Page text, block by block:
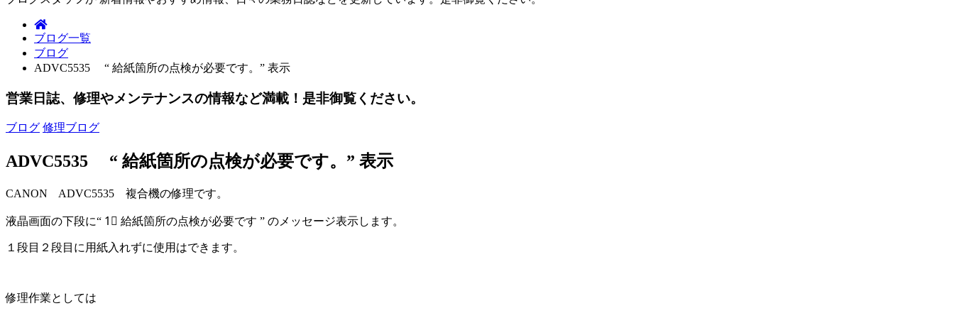
ブログ一覧
ブログ
ADVC5535 “ 給紙箇所の点検が必要です。” 表示
営業日誌、修理やメンテナンスの情報など満載！是非御覧ください。
ブログ 修理ブログ
ADVC5535 “ 給紙箇所の点検が必要です。” 表示
CANON ADVC5535 複合機の修理です。
液晶画面の下段に“ 1⃣ 給紙箇所の点検が必要です ” のメッセージ表示します。
１段目２段目に用紙入れずに使用はできます。
修理作業としては